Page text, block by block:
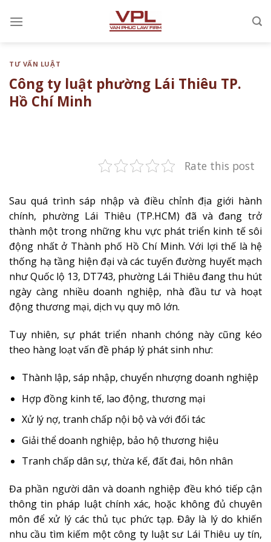
đến
TƯ VẤN LUẬT
Công ty luật phường Lái Thiêu TP.
Hồ Chí Minh
Rate this post
Sau quá trình sáp nhập và điều chỉnh địa giới hành
chính, phường Lái Thiêu (TP.HCM) đã và đang trở
thành một trong những khu vực phát triển kinh tế sôi
động nhất ở Thành phố Hồ Chí Minh. Với lợi thế là hệ
thống hạ tầng hiện đại và các tuyến đường huyết mạch
như Quốc lộ 13, DT743, phường Lái Thiêu đang thu hút
ngày càng nhiều doanh nghiệp, nhà đầu tư và hoạt
động thương mại, dịch vụ quy mô lớn.
Tuy nhiên, sự phát triển nhanh chóng này cũng kéo
theo hàng loạt vấn đề pháp lý phát sinh như:
Thành lập, sáp nhập, chuyển nhượng doanh nghiệp
Hợp đồng kinh tế, lao động, thương mại
Xử lý nợ, tranh chấp nội bộ và với đối tác
Giải thể doanh nghiệp, bảo hộ thương hiệu
Tranh chấp dân sự, thừa kế, đất đai, hôn nhân
Đa phần người dân và doanh nghiệp đều khó tiếp cận
thông tin pháp luật chính xác, hoặc không đủ chuyên
môn để xử lý các thủ tục phức tạp. Đây là lý do khiến
nhu cầu tìm kiếm một công ty luật sư Lái Thiêu uy tín,